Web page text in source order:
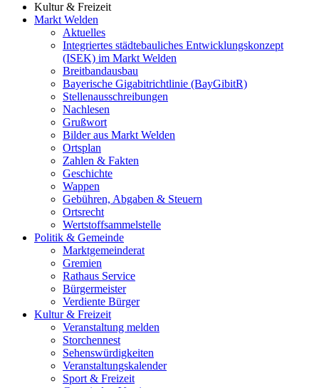
Kultur & Freizeit
Markt Welden
Aktuelles
Integriertes städtebauliches Entwicklungskonzept
(ISEK) im Markt Welden
Breitbandausbau
Bayerische Gigabitrichtlinie (BayGibitR)
Stellenausschreibungen
Nachlesen
Grußwort
Bilder aus Markt Welden
Ortsplan
Zahlen & Fakten
Geschichte
Wappen
Gebühren, Abgaben & Steuern
Ortsrecht
Wertstoffsammelstelle
Politik & Gemeinde
Marktgemeinderat
Gremien
Rathaus Service
Bürgermeister
Verdiente Bürger
Kultur & Freizeit
Veranstaltung melden
Storchennest
Sehenswürdigkeiten
Veranstaltungskalender
Sport & Freizeit